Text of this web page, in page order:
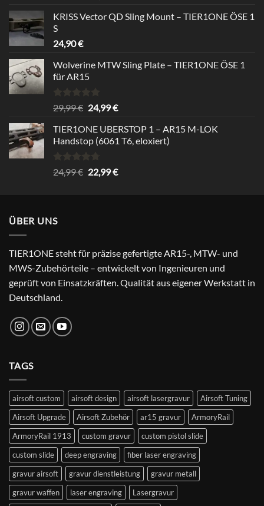
out of 5
was:
is:
KRISS Vector QD Sling Mount – TIER1ONE ÖSE 1
S
24,90€
Wolverine MTW Sling Plate – TIER1ONE ÖSE 1
für AR15
Rated5.00
out of 5
29,99€ Original
was:
29,99 €.
24,99€Current
is:
24,99 €.
TIER1ONE UBERSTOP 1 – AR15 M-LOK
Handstop (6061 T6, eloxiert)
Rated4.67
out of 5
24,99€ Original
22,99€Current
ÜBER UNS
TIER1ONE steht für präzise gefertigte AR15-, MTW- und
MWS-Zubehörteile – entwickelt von Ingenieuren und
geprüft von Einsatzkräften. Qualität aus eigener Werkstatt in
Deutschland.
TAGS
airsoft custom airsoft design airsoft lasergravur
Airsoft Tuning
Airsoft Upgrade
Airsoft Zubehör ar15 gravur
ArmoryRail
ArmoryRail 1913
custom gravur
custom pistol slide
custom slide
deep engraving
fiber laser engraving
gravur airsoft
gravur dienstleistung
gravur metall
gravur waffen
laser engraving
Lasergravur